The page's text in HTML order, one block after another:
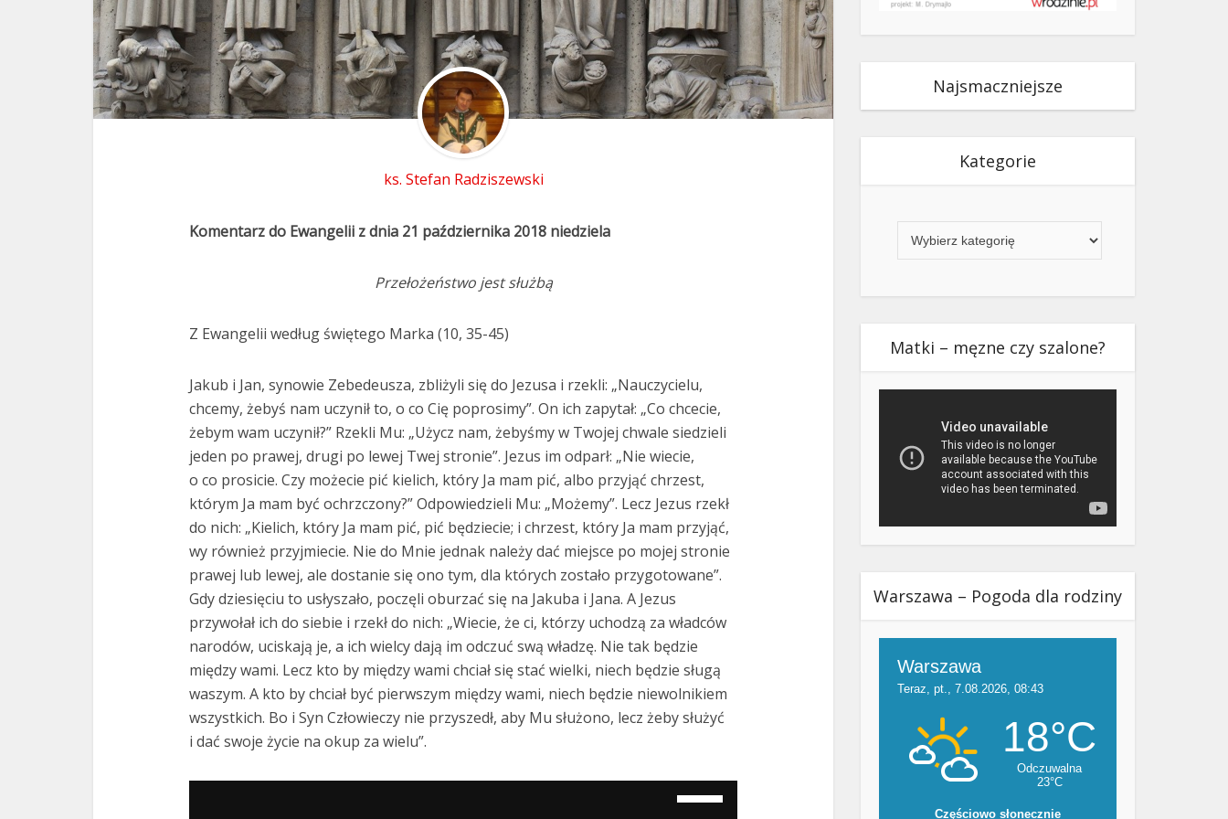
ks. Stefan Radziszewski
Komentarz do Ewangelii z dnia 21 października 2018 niedziela
Przełożeństwo jest służbą
Z Ewangelii według świętego Marka (10, 35-45)
Jakub i Jan, synowie Zebedeusza, zbliżyli się do Jezusa i rzekli: „Nauczycielu,
chcemy, żebyś nam uczynił to, o co Cię poprosimy”. On ich zapytał: „Co chcecie,
żebym wam uczynił?” Rzekli Mu: „Użycz nam, żebyśmy w Twojej chwale siedzieli
jeden po prawej, drugi po lewej Twej stronie”. Jezus im odparł: „Nie wiecie,
o co prosicie. Czy możecie pić kielich, który Ja mam pić, albo przyjąć chrzest,
którym Ja mam być ochrzczony?” Odpowiedzieli Mu: „Możemy”. Lecz Jezus rzekł
do nich: „Kielich, który Ja mam pić, pić będziecie; i chrzest, który Ja mam przyjąć,
wy również przyjmiecie. Nie do Mnie jednak należy dać miejsce po mojej stronie
prawej lub lewej, ale dostanie się ono tym, dla których zostało przygotowane”.
Gdy dziesięciu to usłyszało, poczęli oburzać się na Jakuba i Jana. A Jezus
przywołał ich do siebie i rzekł do nich: „Wiecie, że ci, którzy uchodzą za władców
narodów, uciskają je, a ich wielcy dają im odczuć swą władzę. Nie tak będzie
między wami. Lecz kto by między wami chciał się stać wielki, niech będzie sługą
waszym. A kto by chciał być pierwszym między wami, niech będzie niewolnikiem
wszystkich. Bo i Syn Człowieczy nie przyszedł, aby Mu służono, lecz żeby służyć
i dać swoje życie na okup za wielu”.
Najsmaczniejsze
Kategorie
Matki – męzne czy szalone?
Warszawa – Pogoda dla rodziny